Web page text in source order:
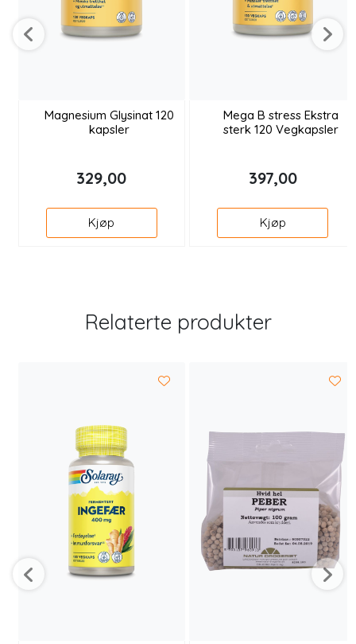
Magnesium Glysinat 120
kapsler
329,00
Kjøp
Mega B stress Ekstra
sterk 120 Vegkapsler
397,00
Kjøp
Relaterte produkter